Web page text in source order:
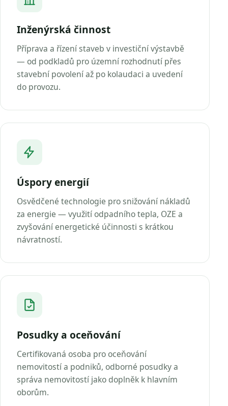
Inženýrská činnost
Příprava a řízení staveb v investiční výstavbě
— od podkladů pro územní rozhodnutí přes
stavební povolení až po kolaudaci a uvedení
do provozu.
Úspory energií
Osvědčené technologie pro snižování nákladů
za energie — využití odpadního tepla, OZE a
zvyšování energetické účinnosti s krátkou
návratností.
Posudky a oceňování
Certifikovaná osoba pro oceňování
nemovitostí a podniků, odborné posudky a
správa nemovitostí jako doplněk k hlavním
oborům.